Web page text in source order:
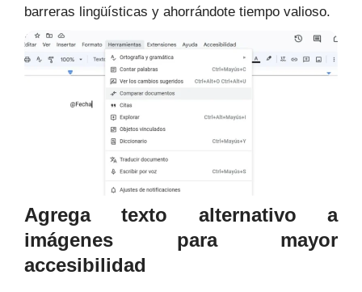
barreras lingüísticas y ahorrándote tiempo valioso.
Agrega texto alternativo a
imágenes para mayor
accesibilidad